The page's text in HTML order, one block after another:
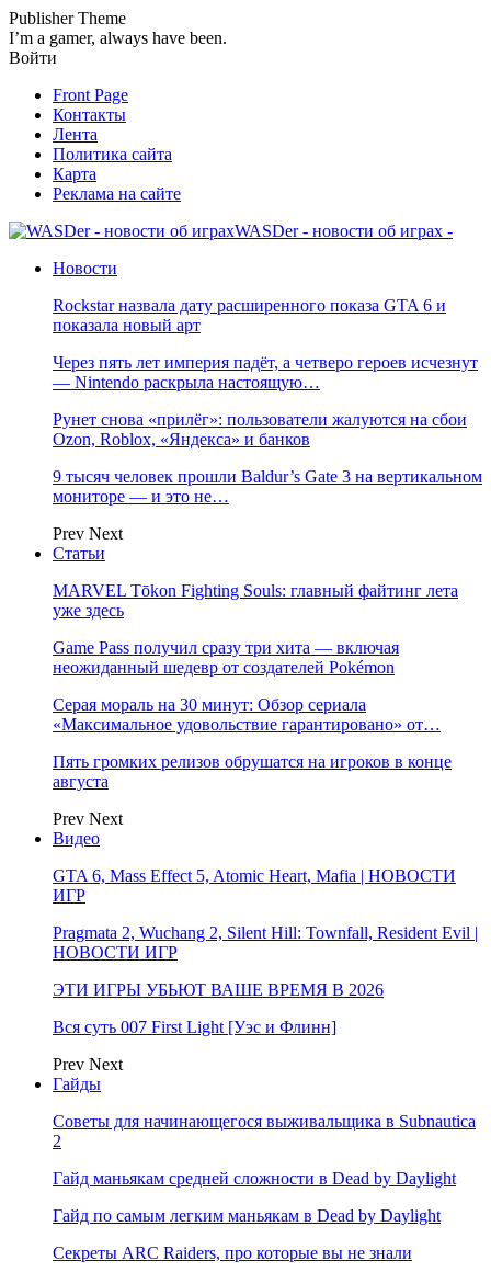
Publisher Theme
I’m a gamer, always have been.
Войти
Front Page
Контакты
Лента
Политика сайта
Карта
Реклама на сайте
WASDer - новости об играх -
Новости
Rockstar назвала дату расширенного показа GTA 6 и
показала новый арт
Через пять лет империя падёт, а четверо героев исчезнут
— Nintendo раскрыла настоящую…
Рунет снова «прилёг»: пользователи жалуются на сбои
Ozon, Roblox, «Яндекса» и банков
9 тысяч человек прошли Baldur’s Gate 3 на вертикальном
мониторе — и это не…
Prev Next
Статьи
MARVEL Tōkon Fighting Souls: главный файтинг лета
уже здесь
Game Pass получил сразу три хита — включая
неожиданный шедевр от создателей Pokémon
Серая мораль на 30 минут: Обзор сериала
«Максимальное удовольствие гарантировано» от…
Пять громких релизов обрушатся на игроков в конце
августа
Prev Next
Видео
GTA 6, Mass Effect 5, Atomic Heart, Mafia | НОВОСТИ
ИГР
Pragmata 2, Wuchang 2, Silent Hill: Townfall, Resident Evil |
НОВОСТИ ИГР
ЭТИ ИГРЫ УБЬЮТ ВАШЕ ВРЕМЯ В 2026
Вся суть 007 First Light [Уэс и Флинн]
Prev Next
Гайды
Советы для начинающегося выживальщика в Subnautica
2
Гайд маньякам средней сложности в Dead by Daylight
Гайд по самым легким маньякам в Dead by Daylight
Секреты ARC Raiders, про которые вы не знали